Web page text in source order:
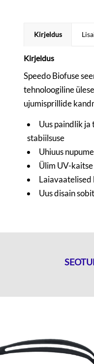
Kirjeldus
Kirjeldus
Speedo Biofuse
tehnoloogiline
ujumisprillide
Uus paindlik ja
stabiilsuse
Uhiuus
Ülim UV-
Laiavaatelised
Uus disain